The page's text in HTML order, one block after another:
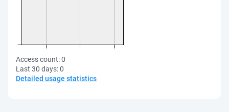
Access count:0
Last 30 days:0
Detailed usage statistics